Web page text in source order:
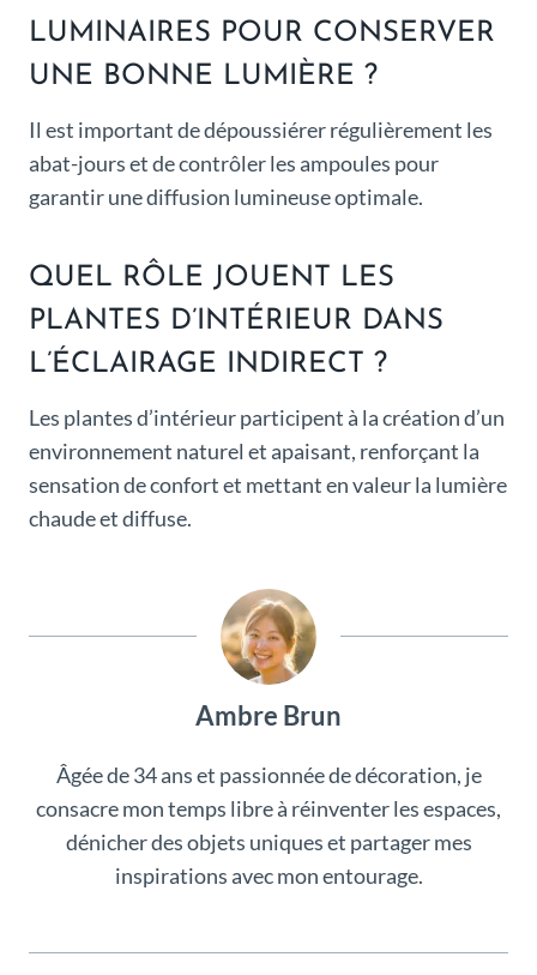
LUMINAIRES POUR CONSERVER
UNE BONNE LUMIÈRE ?
Il est important de dépoussiérer régulièrement les
abat-jours et de contrôler les ampoules pour
garantir une diffusion lumineuse optimale.
QUEL RÔLE JOUENT LES
PLANTES D’INTÉRIEUR DANS
L’ÉCLAIRAGE INDIRECT ?
Les plantes d’intérieur participent à la création d’un
environnement naturel et apaisant, renforçant la
sensation de confort et mettant en valeur la lumière
chaude et diffuse.
Ambre Brun
Âgée de 34 ans et passionnée de décoration, je
consacre mon temps libre à réinventer les espaces,
dénicher des objets uniques et partager mes
inspirations avec mon entourage.